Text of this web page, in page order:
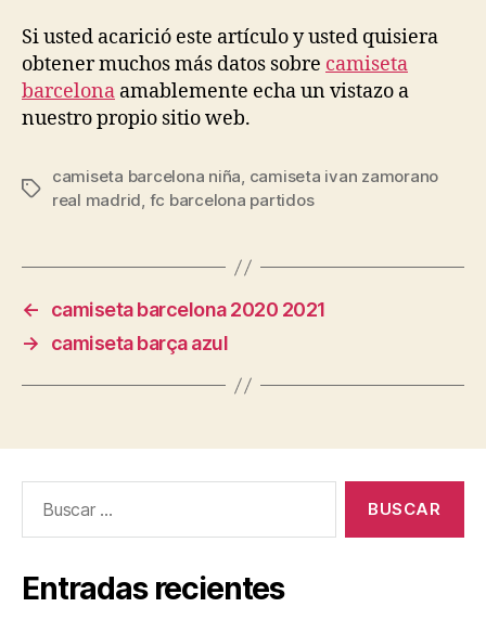
Si usted acarició este artículo y usted quisiera
obtener muchos más datos sobre camiseta
barcelona amablemente echa un vistazo a
nuestro propio sitio web.
Etiquetas
camiseta barcelona niña, camiseta ivan zamorano
real madrid, fc barcelona partidos
←
camiseta barcelona 2020 2021
→
camiseta barça azul
Entradas recientes